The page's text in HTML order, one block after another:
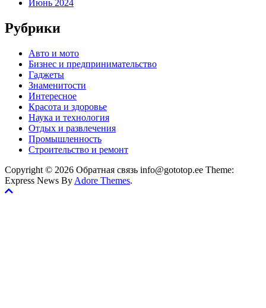
Июнь 2024
Рубрики
Авто и мото
Бизнес и предпринимательство
Гаджеты
Знаменитости
Интересное
Красота и здоровье
Наука и технология
Отдых и развлечения
Промышленность
Строительство и ремонт
Copyright © 2026 Обратная связь info@gototop.ee Theme:
Express News By Adore Themes.